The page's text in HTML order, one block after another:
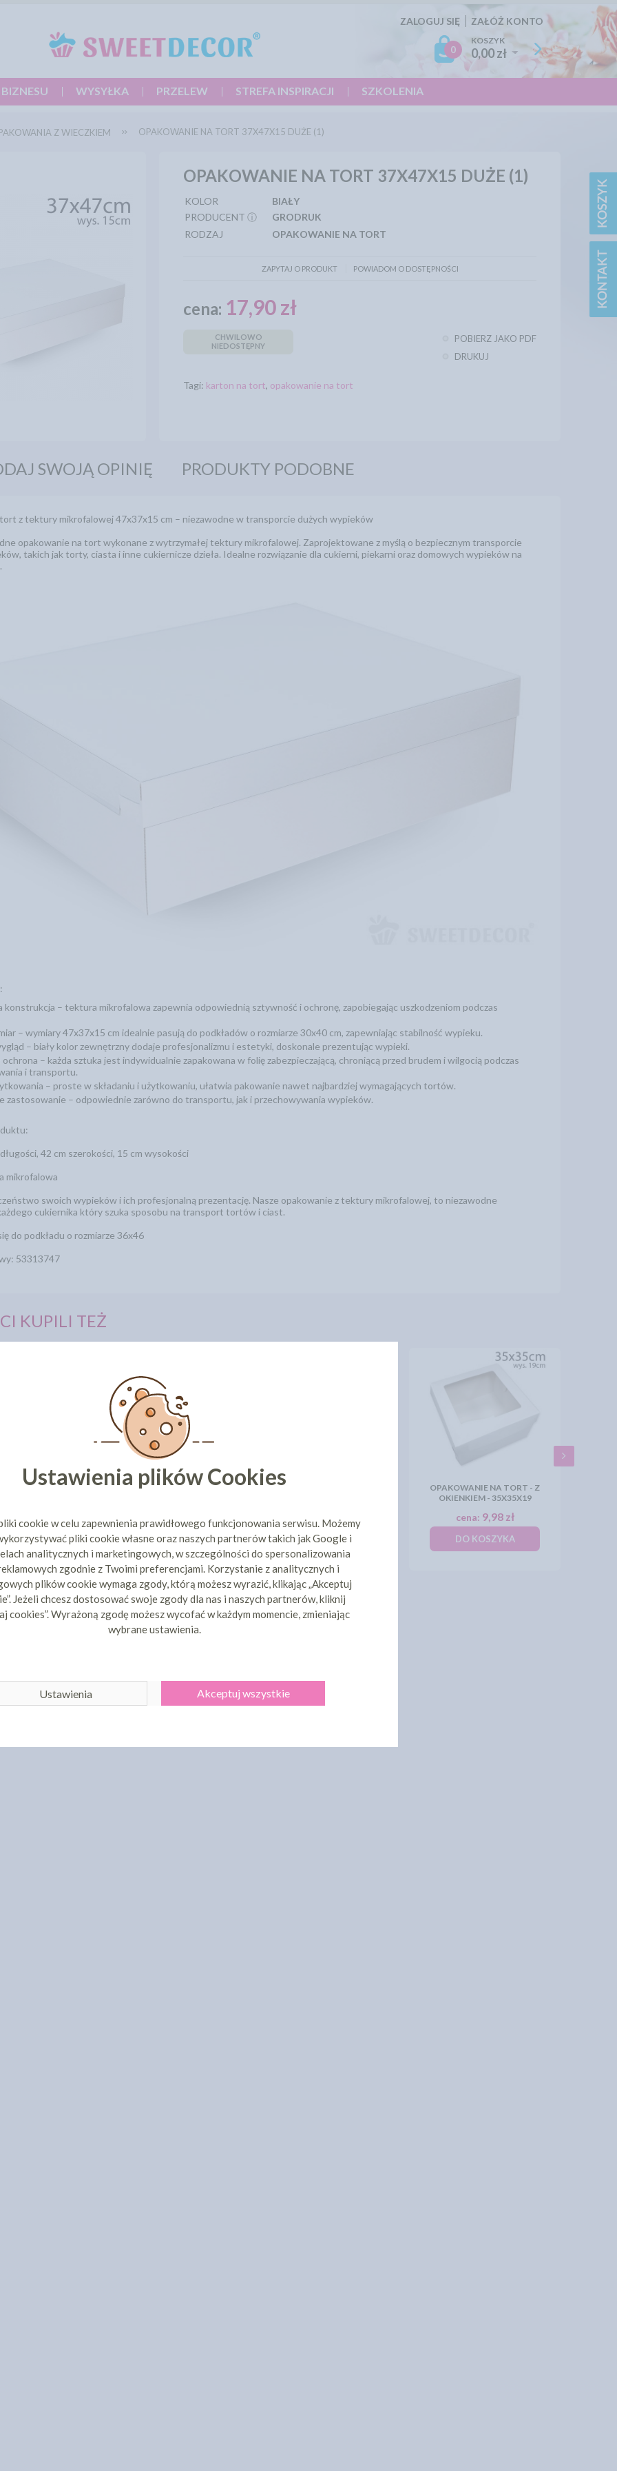
ZALOGUJ SIĘ ZAŁÓŻ KONTO
0
KOSZYK
0,00 zł
WYSYŁKA PRZELEW STREFA INSPIRACJI SZKOLENIA
Z WIECZKIEM OPAKOWANIE NA TORT 37X47X15 DUŻE (1)
OPAKOWANIE NA TORT 37X47X15 DUŻE (1)
KOLOR
BIAŁY
PRODUCENT ⓘ
GRODRUK
RODZAJ
OPAKOWANIE NA TORT
ZAPYTAJ O PRODUKT POWIADOM O DOSTĘPNOŚCI
cena: 17,90 zł
CHWILOWO
NIEDOSTĘPNY
POBIERZ JAKO PDF
DRUKUJ
Tagi: karton na tort, opakowanie na tort
SWOJĄ OPINIĘ PRODUKTY PODOBNE
z tektury mikrofalowej 47x37x15 cm – niezawodne w transporcie dużych wypieków
opakowanie na tort wykonane z wytrzymałej tektury mikrofalowej. Zaprojektowane z myślą o bezpiecznym transporcie
takich jak torty, ciasta i inne cukiernicze dzieła. Idealne rozwiązanie dla cukierni, piekarni oraz domowych wypieków na
konstrukcja – tektura mikrofalowa zapewnia odpowiednią sztywność i ochronę, zapobiegając uszkodzeniom podczas
– wymiary 47x37x15 cm idealnie pasują do podkładów o rozmiarze 30x40 cm, zapewniając stabilność wypieku.
– biały kolor zewnętrzny dodaje profesjonalizmu i estetyki, doskonale prezentując wypieki.
– każda sztuka jest indywidualnie zapakowana w folię zabezpieczającą, chroniącą przed brudem i wilgocią podczas
i transportu.
– proste w składaniu i użytkowaniu, ułatwia pakowanie nawet najbardziej wymagających tortów.
zastosowanie – odpowiednie zarówno do transportu, jak i przechowywania wypieków.
42 cm szerokości, 15 cm wysokości
mikrofalowa
swoich wypieków i ich profesjonalną prezentację. Nasze opakowanie z tektury mikrofalowej, to niezawodne
cukiernika który szuka sposobu na transport tortów i ciast.
do podkładu o rozmiarze 36x46
53313747
KUPILI TEŻ
TORT
zł
OPAKOWANIE NA TORT
cena: 12,03 zł
DO KOSZYKA
PODKŁADY POD TORT
cena: 8,46 zł
DO KOSZYKA
OPAKOWANIE NA TORT - Z
OKIENKIEM - 35X35X19
cena: 9,98 zł
DO KOSZYKA
Ustawienia plików Cookies
cookie w celu zapewnienia prawidłowego funkcjonowania serwisu. Możemy
pliki cookie własne oraz naszych partnerów takich jak Google i
analitycznych i marketingowych, w szczególności do spersonalizowania
zgodnie z Twoimi preferencjami. Korzystanie z analitycznych i
plików cookie wymaga zgody, którą możesz wyrazić, klikając „Akceptuj
Jeżeli chcesz dostosować swoje zgody dla nas i naszych partnerów, kliknij
cookies”. Wyrażoną zgodę możesz wycofać w każdym momencie, zmieniając
wybrane ustawienia.
Ustawienia Akceptuj wszystkie